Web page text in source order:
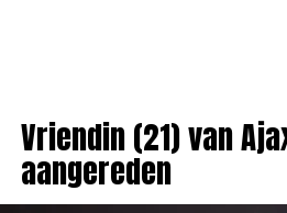
Vriendin (21) van
aangereden